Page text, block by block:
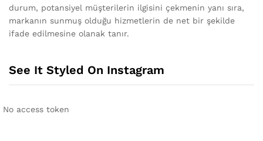
durum, potansiyel müşterilerin ilgisini çekmenin yanı sıra,
markanın sunmuş olduğu hizmetlerin de net bir şekilde
ifade edilmesine olanak tanır.
See It Styled On Instagram
No access token